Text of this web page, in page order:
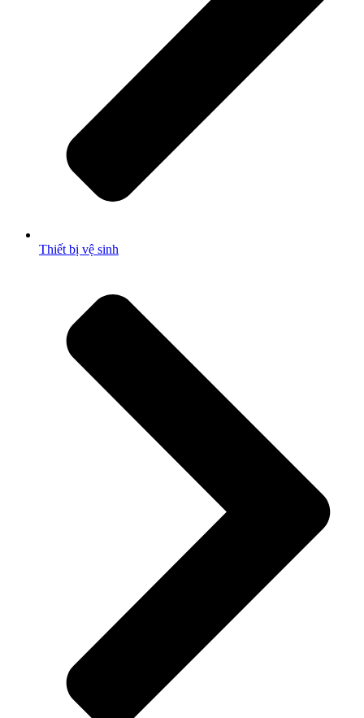
Thiết bị vệ sinh